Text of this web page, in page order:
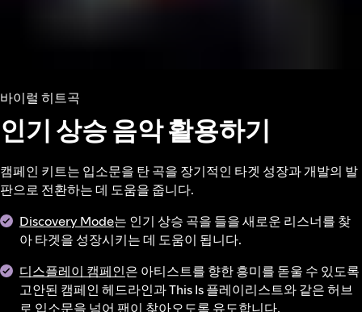
바이럴 히트곡
인기 상승 음악 활용하기
캠페인 키트는 입소문을 탄 곡을 장기적인 타겟 성장과 개발의 발
판으로 전환하는 데 도움을 줍니다.
Discovery Mode는 인기 상승 곡을 들을 새로운 리스너를 찾
아 타겟을 성장시키는 데 도움이 됩니다.
디스플레이 캠페인은 아티스트를 향한 흥미를 돋울 수 있도록
고안된 캠페인 헤드라인과 This Is 플레이리스트와 같은 허브
로 입소문을 넘어 팬이 찾아오도록 유도합니다.